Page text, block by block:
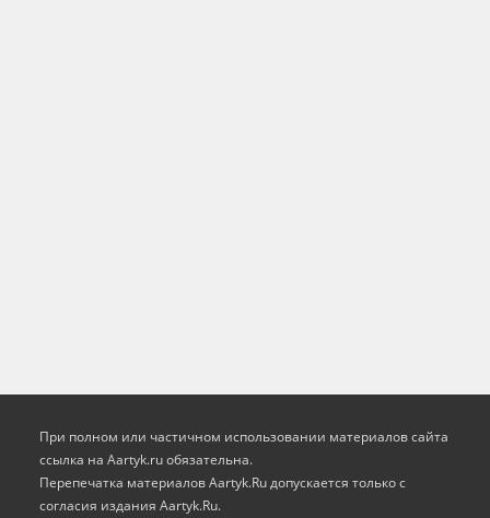
При полном или частичном использовании материалов сайта
ссылка на Aartyk.ru oбязательна.
Перепечатка материалов Aartyk.Ru допускается только с
согласия издания Aartyk.Ru.